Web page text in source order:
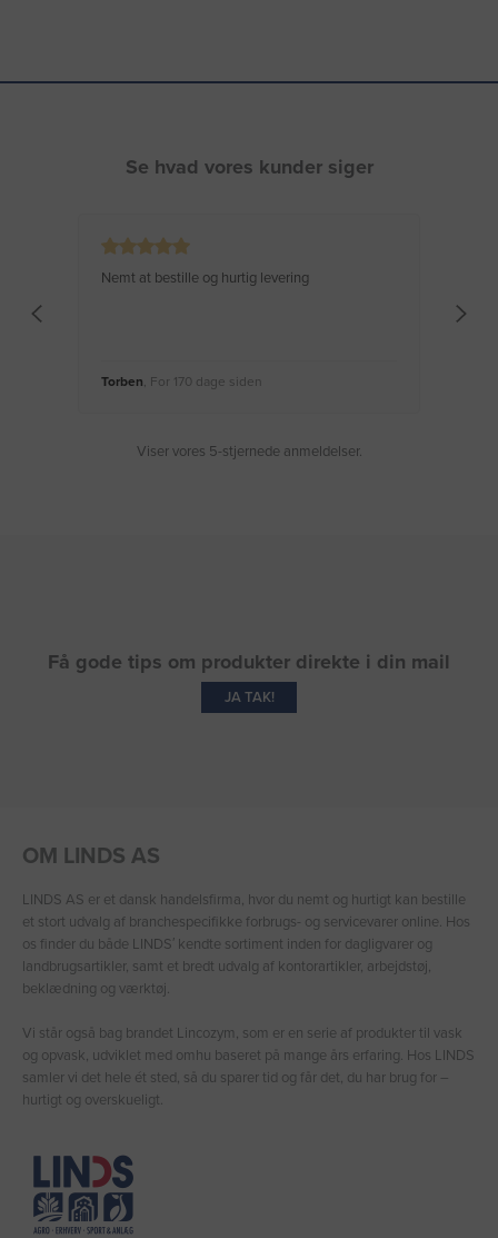
Se hvad vores kunder siger
Nemt at bestille og hurtig levering
Torben, For 170 dage siden
Viser vores 5-stjernede anmeldelser.
Få gode tips om produkter direkte i din mail
JA TAK!
OM LINDS AS
LINDS AS er et dansk handelsfirma, hvor du nemt og hurtigt kan bestille
et stort udvalg af branchespecifikke forbrugs- og servicevarer online. Hos
os finder du både LINDS′ kendte sortiment inden for dagligvarer og
landbrugsartikler, samt et bredt udvalg af kontorartikler, arbejdstøj,
beklædning og værktøj.
Vi står også bag brandet Lincozym, som er en serie af produkter til vask
og opvask, udviklet med omhu baseret på mange års erfaring. Hos LINDS
samler vi det hele ét sted, så du sparer tid og får det, du har brug for –
hurtigt og overskueligt.